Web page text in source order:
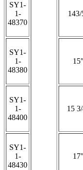
SY1-
1-
48370
SY1-
1-
48380
15″
SY1-
1-
48400
15
SY1-
1-
48430
17″